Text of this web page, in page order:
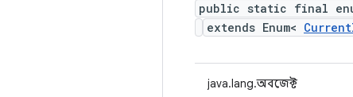
public static final
extends Enum<
java.lang.অবজেক্ট